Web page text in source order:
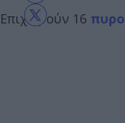
Επιχειρούν 16